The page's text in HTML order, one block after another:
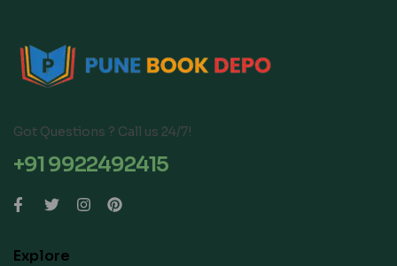
Got Questions ? Call us 24/7!
+91 9922492415
Explore